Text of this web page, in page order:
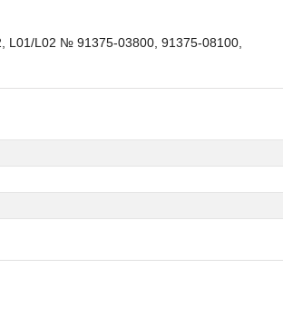
L01/L02 № 91375-03800, 91375-08100,